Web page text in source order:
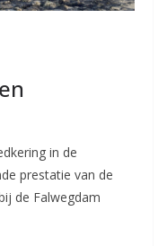
in de
prestatie van de
de Falwegdam